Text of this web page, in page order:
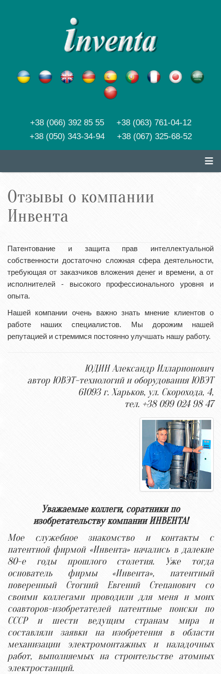
+38 (066) 392 85 55 +38 (063) 761-04-12
+38 (050) 343-34-94 +38 (067) 325-68-52
≡
Отзывы о компании
Инвента
Патентование и защита прав интеллектуальной
собственности достаточно сложная сфера деятельности,
требующая от заказчиков вложения денег и времени, а от
исполнителей - высокого профессионального уровня и
опыта.
Нашей компании очень важно знать мнение клиентов о
работе наших специалистов. Мы дорожим нашей
репутацией и стремимся постоянно улучшать нашу работу.
ЮДИН Александр Илларионович
автор ЮВЭТ-технологий и оборудования ЮВЭТ
61093 г. Харьков, ул. Скорохода, 4,
тел. +38 099 024 98 47
Уважаемые коллеги, соратники по
изобретательству компании ИНВЕНТА!
Мое служебное знакомство и контакты с
патентной фирмой «Инвента» начались в далекие
80-е годы прошлого столетия. Уже тогда
основатель фирмы «Инвента», патентный
поверенный Стогний Евгений Степанович со
своими коллегами проводили для меня и моих
соавторов-изобретателей патентные поиски по
СССР и шести ведущим странам мира и
составляли заявки на изобретения в области
механизации электромонтажных и наладочных
работ, выполняемых на строительстве атомных
электростанций.